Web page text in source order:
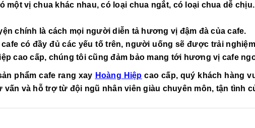
một vị chua khác nhau, có loại chua ngắt, có loại chua dễ
chính là cách mọi người diễn tả hương vị đậm đà của cafe.
có đầy đủ các yếu tố trên, người uống sẽ được trải
cao cấp, chúng tôi cũng đảm bảo mang tới hương vị cafe
phẩm cafe rang xay Hoàng Hiệp cao cấp, quý khách hàng
vấn và hỗ trợ từ đội ngũ nhân viên giàu chuyên môn, tận tình